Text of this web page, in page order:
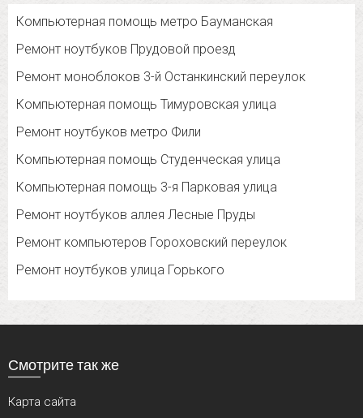
Компьютерная помощь метро Бауманская
Ремонт ноутбуков Прудовой проезд
Ремонт моноблоков 3-й Останкинский переулок
Компьютерная помощь Тимуровская улица
Ремонт ноутбуков метро Фили
Компьютерная помощь Студенческая улица
Компьютерная помощь 3-я Парковая улица
Ремонт ноутбуков аллея Лесные Пруды
Ремонт компьютеров Гороховский переулок
Ремонт ноутбуков улица Горького
Смотрите так же
Карта сайта